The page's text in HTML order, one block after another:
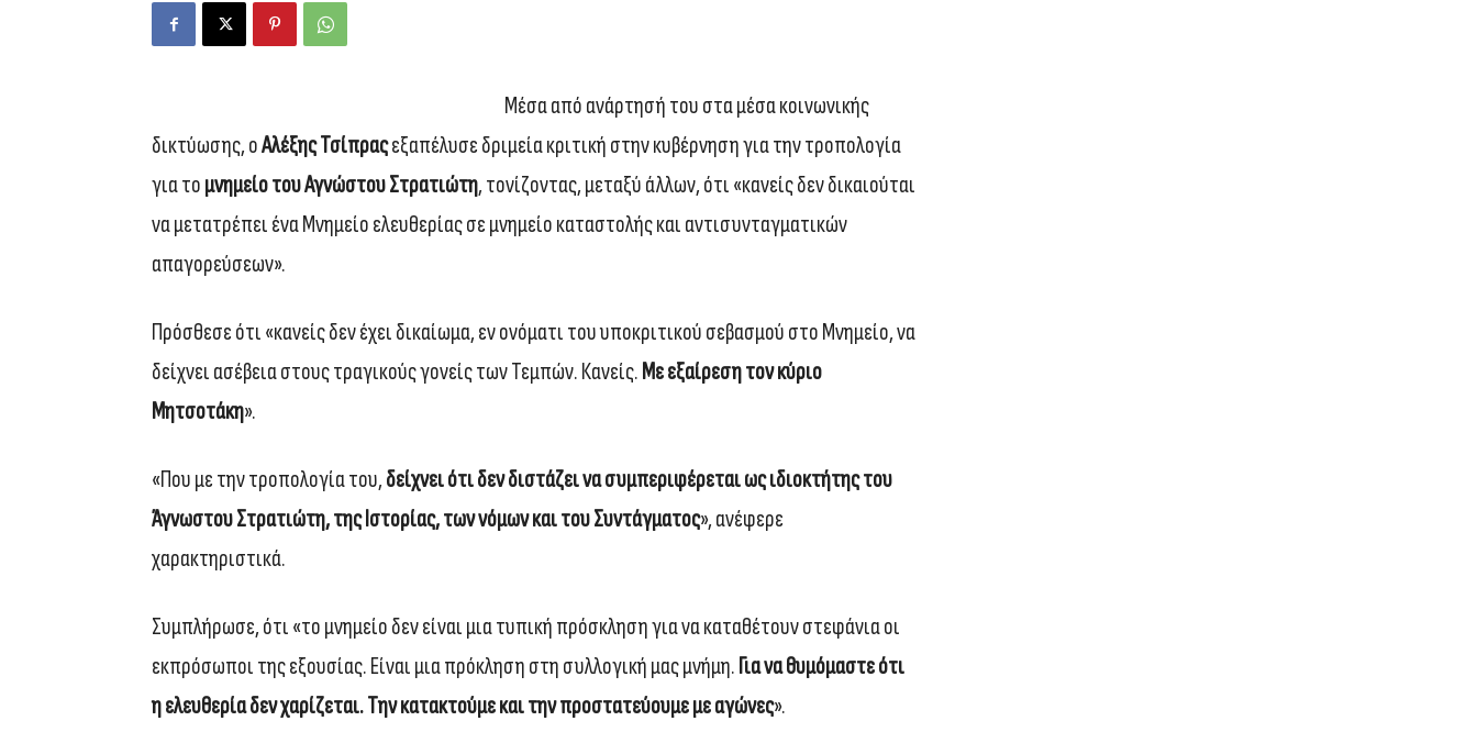
Μέσα από ανάρτησή του στα μέσα κοινωνικής
δικτύωσης, οΑλέξης Τσίπραςεξαπέλυσε δριμεία κριτική στην κυβέρνηση για την τροπολογία
για το μνημείο του Αγνώστου Στρατιώτη, τονίζοντας, μεταξύ άλλων, ότι «κανείς δεν δικαιούται
να μετατρέπει ένα Μνημείο ελευθερίας σε μνημείο καταστολής και αντισυνταγματικών
απαγορεύσεων».
Πρόσθεσε ότι «κανείς δεν έχει δικαίωμα, εν ονόματι του υποκριτικού σεβασμού στο Μνημείο, να
δείχνει ασέβεια στους τραγικούς γονείς των Τεμπών. Κανείς. Με εξαίρεση τον κύριο
Μητσοτάκη».
«Που με την τροπολογία του, δείχνει ότι δεν διστάζει να συμπεριφέρεται ως ιδιοκτήτης του
Άγνωστου Στρατιώτη, της Ιστορίας, των νόμων και του Συντάγματος», ανέφερε
χαρακτηριστικά.
Συμπλήρωσε, ότι «το μνημείο δεν είναι μια τυπική πρόσκληση για να καταθέτουν στεφάνια οι
εκπρόσωποι της εξουσίας. Είναι μια πρόκληση στη συλλογική μας μνήμη. Για να θυμόμαστε ότι
η ελευθερία δεν χαρίζεται. Την κατακτούμε και την προστατεύουμε με αγώνες».